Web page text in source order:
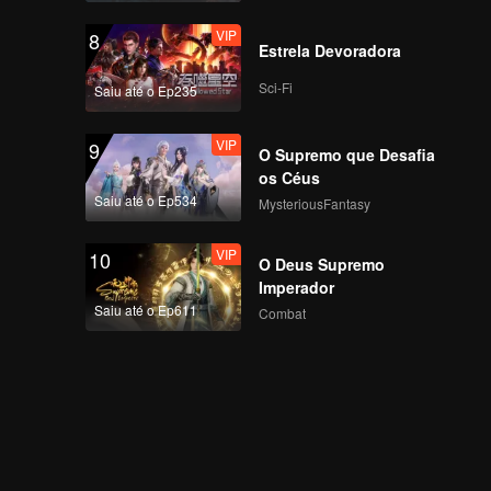
8
Saiu até o Ep235
VIP
Estrela Devoradora
Sci-Fi
9
Saiu até o Ep534
VIP
O Supremo que Desafia
os Céus
MysteriousFantasy
10
Saiu até o Ep611
VIP
O Deus Supremo
Imperador
Combat